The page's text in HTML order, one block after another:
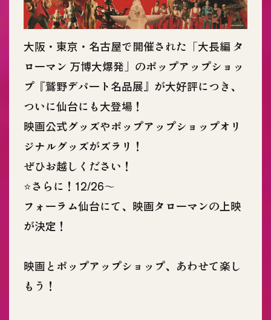
大阪・東京・名古屋で開催された「大長編 タ
ローマン 万博大爆発」のポップアップショッ
プ『鷲野デパート名品展』が大好評につき、
ついに仙台にも大登場！
映画公式グッズやポップアップショップオリ
ジナルグッズがズラリ！
ぜひお越しください！
⭐️さらに！12/26〜
フォーラム仙台にて、映画タローマンの上映
が決定！
映画とポップアップショップ、あわせて楽し
もう！